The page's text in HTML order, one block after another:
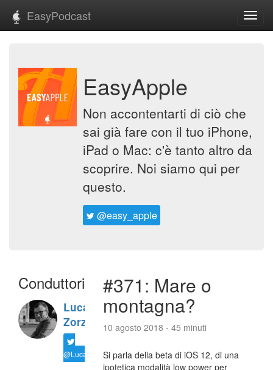
EasyPodcast
EasyApple
Non accontentarti di ciò che
sai già fare con il tuo iPhone,
iPad o Mac: c'è tanto altro da
scoprire. Noi siamo qui per
questo.
@easy_apple
Conduttori
Luca
Zorzi
@LucaTNT
#371: Mare o
montagna?
10 agosto 2018 - 45 minuti
Si parla della beta di iOS 12, di una
ipotetica modalità low power per